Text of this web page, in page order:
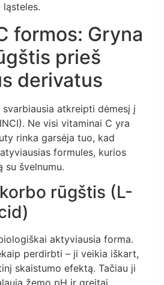
ląsteles.
formos: Gryna
prieš
derivatus
atkreipti dėmesį į
Ne visi vitaminai C yra
rinka garsėja tuo, kad
formules, kurios
su švelnumu.
rūgštis (L-
aktyviausia forma.
perdirbti – ji veikia iškart,
skaistumo efektą. Tačiau ji